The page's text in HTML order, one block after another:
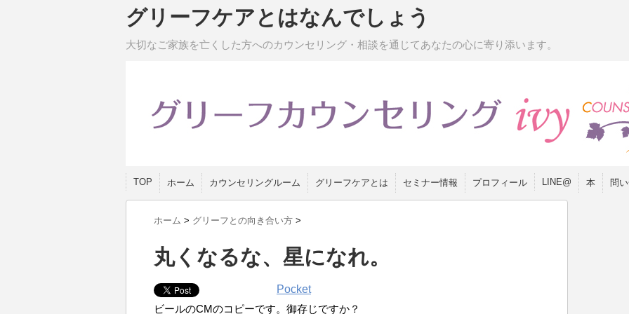
グリーフケアとはなんでしょう
大切なご家族を亡くした方へのカウンセリング・相談を通じてあなたの心に寄り添います。
TOP ホーム カウンセリングルーム グリーフケアとは セミナー情報 プロフィール LINE@ 本 問
ホーム > グリーフとの向き合い方 >
丸くなるな、星になれ。
Pocket
ビールのCMのコピーです。御存じですか？